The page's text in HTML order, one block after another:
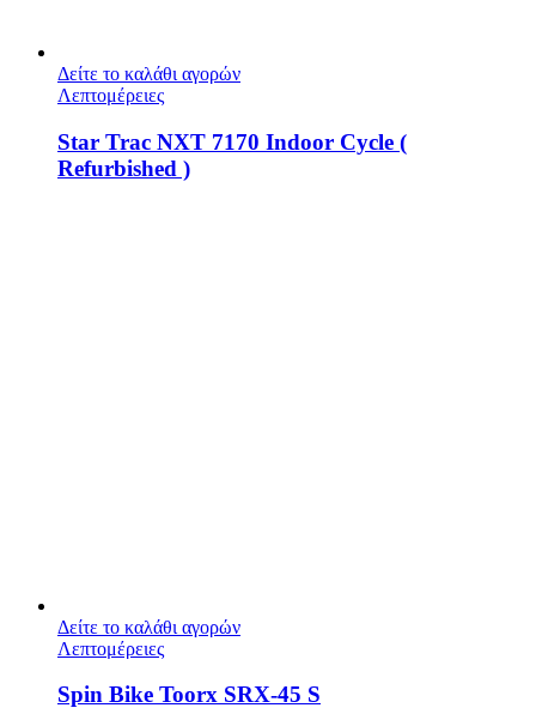
Δείτε το καλάθι αγορών
Λεπτομέρειες
Star Trac NXT 7170 Indoor Cycle (
Refurbished )
Δείτε το καλάθι αγορών
Λεπτομέρειες
Spin Bike Toorx SRX-45 S